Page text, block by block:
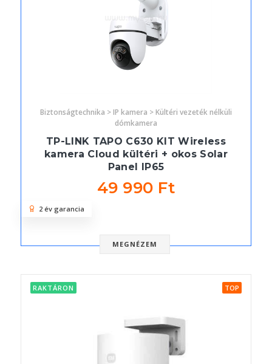
Biztonságtechnika > IP kamera > Kültéri vezeték nélküli
dómkamera
TP-LINK TAPO C630 KIT Wireless
kamera Cloud kültéri + okos Solar
Panel IP65
49 990 Ft
MEGNÉZEM
2 év garancia
RAKTÁRON TOP